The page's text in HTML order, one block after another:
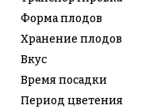
Форма плодов
Хранение плодов
Вкус
Время посадки
Период цветения